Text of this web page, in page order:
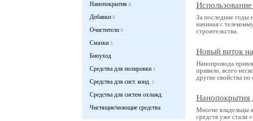
Нанопокрытия6
Добавки8
Очистители9
Смазки3
Биоуход
Средства для полировки1
Средства для сист. конд. 1
Средства для систем охлажд.
Чистящие/моющие средства
Использование
За последние годы
начиная с
строительства.
Новый виток
Нанопровода
правило, всего
другие свойства
Нанопокрытия
Многие владельцы
средств уже стали